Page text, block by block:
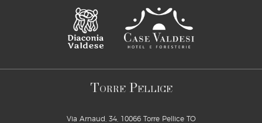
TORREPELLICE
Via Arnaud, 34, 10066 Torre Pellice TO